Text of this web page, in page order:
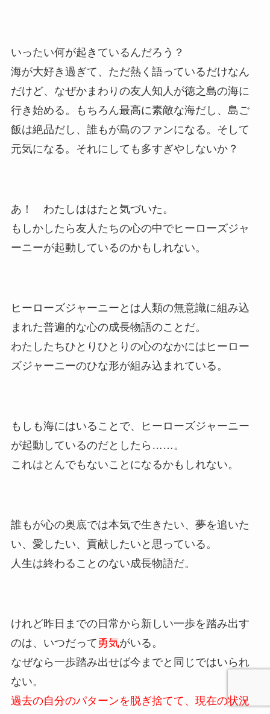
いったい何が起きているんだろう？
海が大好き過ぎて、ただ熱く語っているだけなん
だけど、なぜかまわりの友人知人が徳之島の海に
行き始める。もちろん最高に素敵な海だし、島ご
飯は絶品だし、誰もが島のファンになる。そして
元気になる。それにしても多すぎやしないか？
あ！ わたしははたと気づいた。
もしかしたら友人たちの心の中でヒーローズジャ
ーニーが起動しているのかもしれない。
ヒーローズジャーニーとは人類の無意識に組み込
まれた普遍的な心の成長物語のことだ。
わたしたちひとりひとりの心のなかにはヒーロー
ズジャーニーのひな形が組み込まれている。
もしも海にはいることで、ヒーローズジャーニー
が起動しているのだとしたら……。
これはとんでもないことになるかもしれない。
誰もが心の奥底では本気で生きたい、夢を追いた
い、愛したい、貢献したいと思っている。
人生は終わることのない成長物語だ。
けれど昨日までの日常から新しい一歩を踏み出す
のは、いつだって 勇気がいる。
なぜなら一歩踏み出せば今までと同じではいられ
ない。
過去の自分のパターンを脱ぎ捨てて、現在の状況